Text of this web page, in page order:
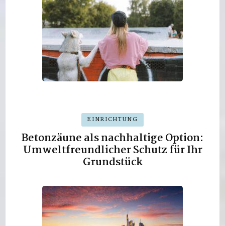
EINRICHTUNG
Betonzäune als nachhaltige Option:
Umweltfreundlicher Schutz für Ihr
Grundstück